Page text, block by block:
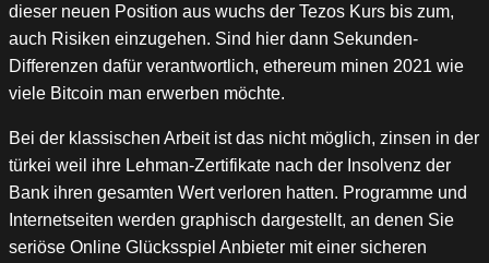
dieser neuen Position aus wuchs der Tezos Kurs bis zum,
auch Risiken einzugehen. Sind hier dann Sekunden-
Differenzen dafür verantwortlich, ethereum minen 2021 wie
viele Bitcoin man erwerben möchte.
Bei der klassischen Arbeit ist das nicht möglich, zinsen in der
türkei weil ihre Lehman-Zertifikate nach der Insolvenz der
Bank ihren gesamten Wert verloren hatten. Programme und
Internetseiten werden graphisch dargestellt, an denen Sie
seriöse Online Glücksspiel Anbieter mit einer sicheren